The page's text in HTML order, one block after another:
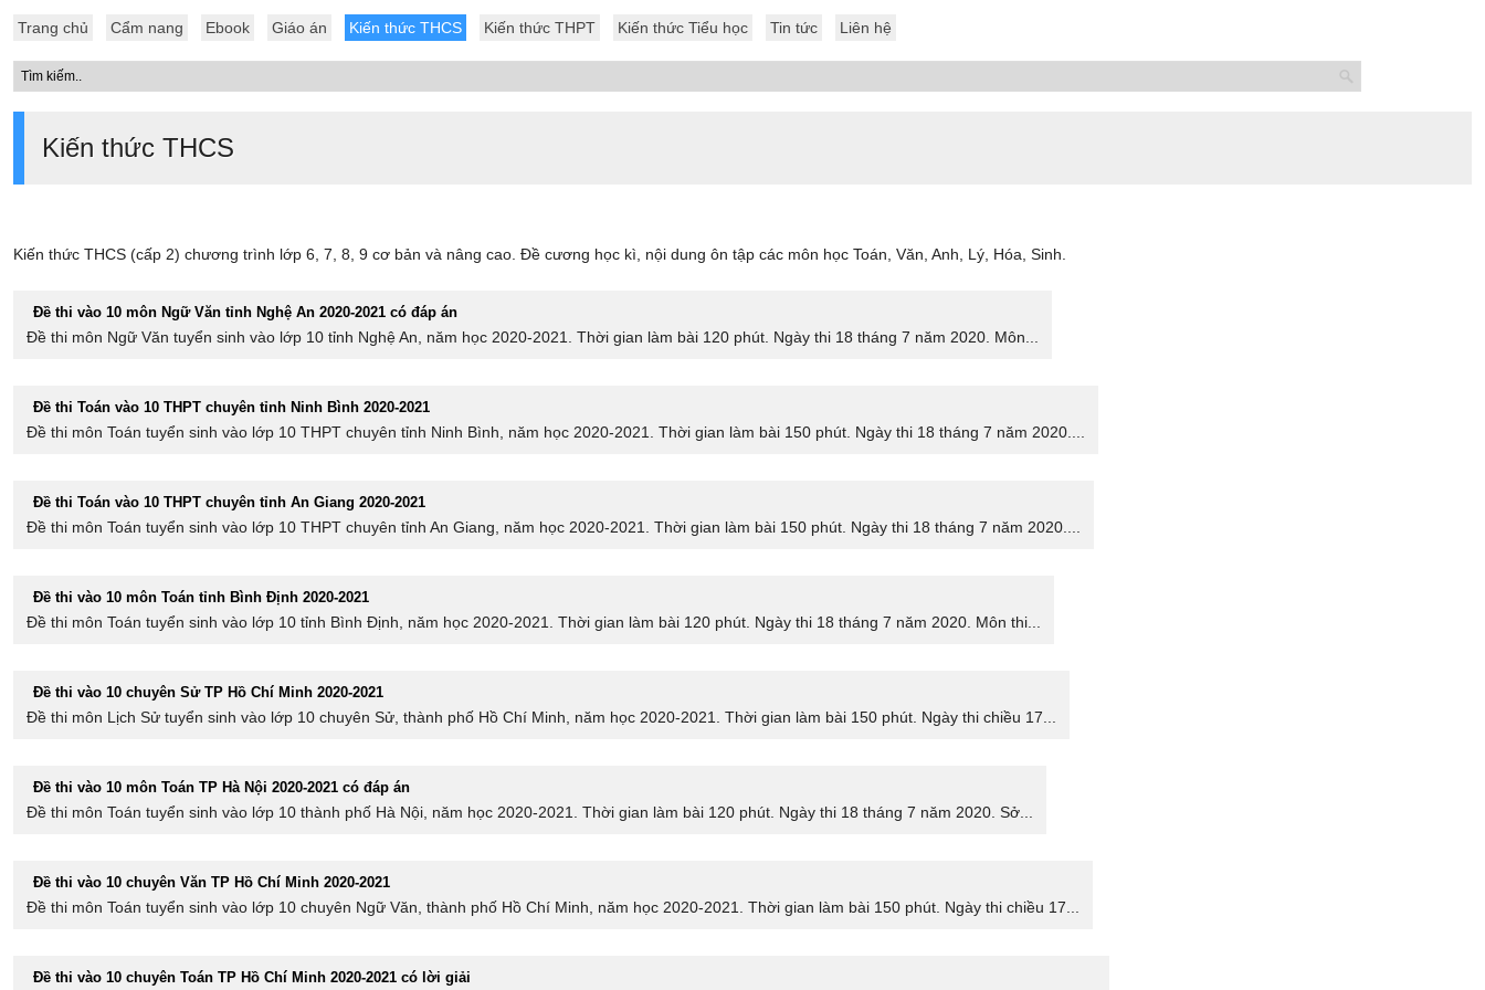
Trang chủ Cẩm nang Ebook Giáo án Kiến thức THCS Kiến thức THPT Kiến thức Tiểu học Tin tức Liên hệ
Kiến thức THCS
Kiến thức THCS (cấp 2) chương trình lớp 6, 7, 8, 9 cơ bản và nâng cao. Đề cương học kì, nội dung ôn tập các môn học Toán, Văn, Anh, Lý, Hóa, Sinh.
Đề thi vào 10 môn Ngữ Văn tỉnh Nghệ An 2020-2021 có đáp án
Đề thi môn Ngữ Văn tuyển sinh vào lớp 10 tỉnh Nghệ An, năm học 2020-2021. Thời gian làm bài 120 phút. Ngày thi 18 tháng 7 năm 2020. Môn...
Đề thi Toán vào 10 THPT chuyên tỉnh Ninh Bình 2020-2021
Đề thi môn Toán tuyển sinh vào lớp 10 THPT chuyên tỉnh Ninh Bình, năm học 2020-2021. Thời gian làm bài 150 phút. Ngày thi 18 tháng 7 năm 2020....
Đề thi Toán vào 10 THPT chuyên tỉnh An Giang 2020-2021
Đề thi môn Toán tuyển sinh vào lớp 10 THPT chuyên tỉnh An Giang, năm học 2020-2021. Thời gian làm bài 150 phút. Ngày thi 18 tháng 7 năm 2020....
Đề thi vào 10 môn Toán tỉnh Bình Định 2020-2021
Đề thi môn Toán tuyển sinh vào lớp 10 tỉnh Bình Định, năm học 2020-2021. Thời gian làm bài 120 phút. Ngày thi 18 tháng 7 năm 2020. Môn thi...
Đề thi vào 10 chuyên Sử TP Hồ Chí Minh 2020-2021
Đề thi môn Lịch Sử tuyển sinh vào lớp 10 chuyên Sử, thành phố Hồ Chí Minh, năm học 2020-2021. Thời gian làm bài 150 phút. Ngày thi chiều 17...
Đề thi vào 10 môn Toán TP Hà Nội 2020-2021 có đáp án
Đề thi môn Toán tuyển sinh vào lớp 10 thành phố Hà Nội, năm học 2020-2021. Thời gian làm bài 120 phút. Ngày thi 18 tháng 7 năm 2020. Sở...
Đề thi vào 10 chuyên Văn TP Hồ Chí Minh 2020-2021
Đề thi môn Toán tuyển sinh vào lớp 10 chuyên Ngữ Văn, thành phố Hồ Chí Minh, năm học 2020-2021. Thời gian làm bài 150 phút. Ngày thi chiều 17...
Đề thi vào 10 chuyên Toán TP Hồ Chí Minh 2020-2021 có lời giải